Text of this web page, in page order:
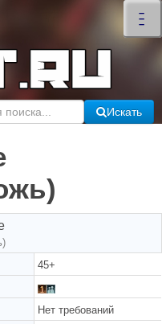
–
–
–
×
Искать
45+
Нет требований